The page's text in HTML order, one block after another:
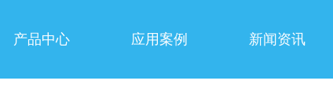
产品中心 应用案例 新闻资讯